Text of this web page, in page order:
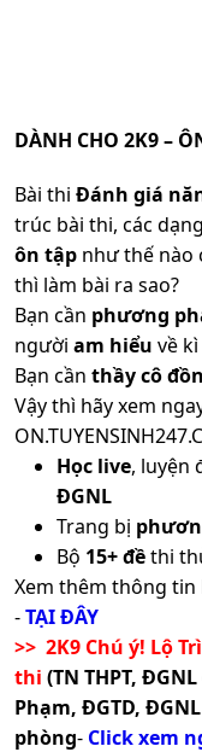
DÀNH CHO 2K9 –
Bài thi Đánh giá
trúc bài thi, các
ôn tập như thế nào
thì làm bài ra sao?
Bạn cần phương
người am hiểu về
Bạn cần thầy cô
Vậy thì hãy xem
Học live, luyện
ĐGNL
Trang bị
Bộ 15+ đềthi
Xem thêm thông
-TẠI ĐÂY
>> 2K9 Chú ý! Lộ
thi (TN THPT,
Phạm, ĐGTD,
phòng- Click xem